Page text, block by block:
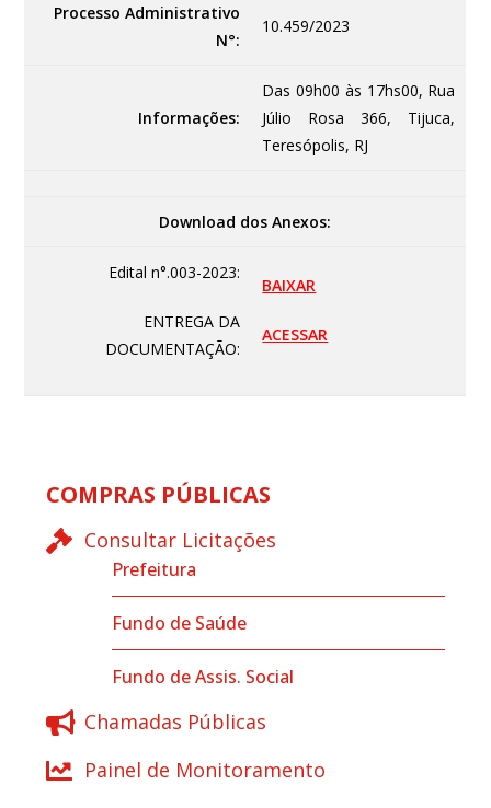
Processo Administrativo
N°:
10.459/2023
Informações:
Das 09h00 às 17hs00, Rua
Júlio Rosa 366, Tijuca,
Teresópolis, RJ
Download dos Anexos:
Edital n°.003-2023:
ENTREGA DA
DOCUMENTAÇÃO:
BAIXAR
ACESSAR
COMPRAS PÚBLICAS
Consultar Licitações
Prefeitura
Fundo de Saúde
Fundo de Assis. Social
Chamadas Públicas
Painel de Monitoramento